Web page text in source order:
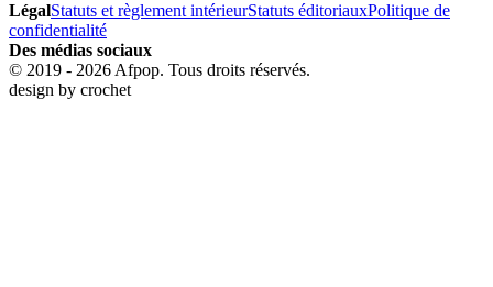
LégalStatuts et règlement intérieurStatuts éditoriauxPolitique de
confidentialité
Des médias sociaux
© 2019 - 2026 Afpop. Tous droits réservés.
design by crochet